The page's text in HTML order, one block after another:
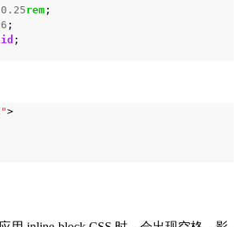
rem ;
;
;
>